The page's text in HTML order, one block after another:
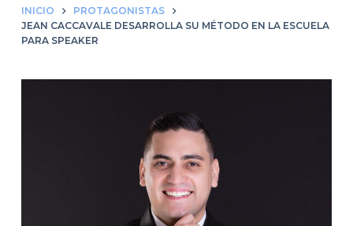
n
d
INICIO
PROTAGONISTAS
JEAN CACCAVALE DESARROLLA SU MÉTODO EN LA ESCUELA
PARA SPEAKER